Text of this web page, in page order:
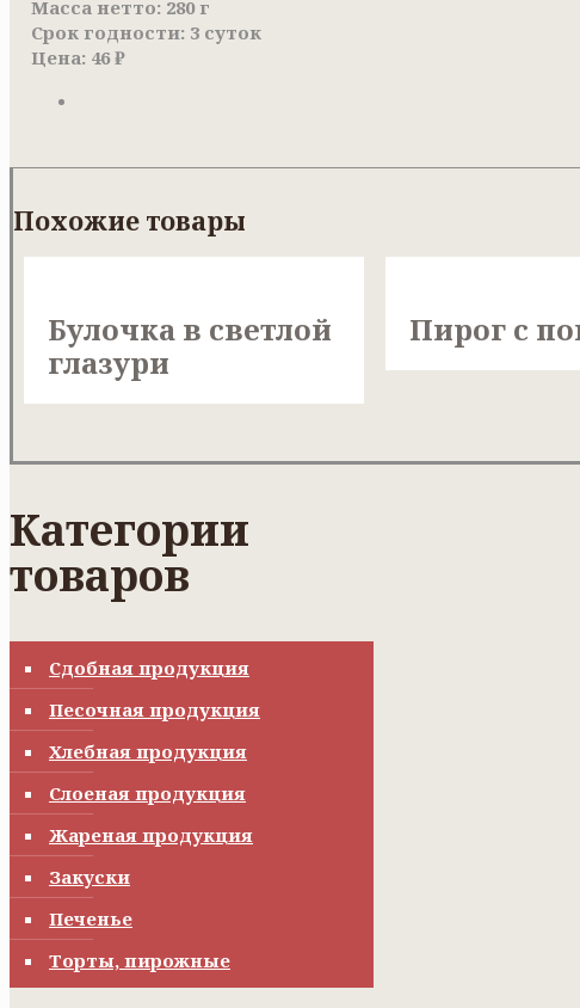
Масса нетто: 280 г
Срок годности: 3 суток
Цена: 46 ₽
Похожие товары
Булочка в светлой
глазури
Пирог с
Категории
товаров
Сдобная продукция
Песочная продукция
Хлебная продукция
Слоеная продукция
Жареная продукция
Закуски
Печенье
Торты, пирожные